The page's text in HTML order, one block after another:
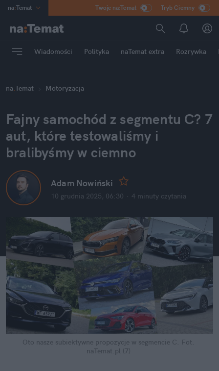
na:Temat
Poland
mama
Rozrywka
Twoje na:Temat Tryb Ciemny
Wiadomości Polityka naTemat extra Rozrywka
na:Temat Motoryzacja
Fajny samochód z segmentu C? 7
aut, które testowaliśmy i
bralibyśmy w ciemno
Adam Nowiński
10 grudnia 2025, 06:30 · 4 minuty czytania
Oto nasze subiektywne propozycje w segmencie C. Fot.
naTemat.pl (7)